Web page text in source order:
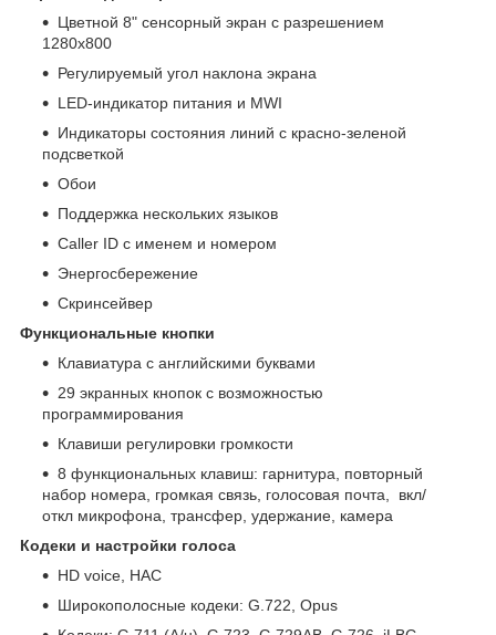
Цветной 8" сенсорный экран с разрешением
1280х800
Регулируемый угол наклона экрана
LED-индикатор питания и MWI
Индикаторы состояния линий с красно-зеленой
подсветкой
Обои
Поддержка нескольких языков
Caller ID с именем и номером
Энергосбережение
Скринсейвер
Функциональные кнопки
Клавиатура с английскими буквами
29 экранных кнопок с возможностью
программирования
Клавиши регулировки громкости
8 функциональных клавиш: гарнитура, повторный
набор номера, громкая связь, голосовая почта, вкл/
откл микрофона, трансфер, удержание, камера
Кодеки и настройки голоса
HD voice, HAC
Широкополосные кодеки: G.722, Opus